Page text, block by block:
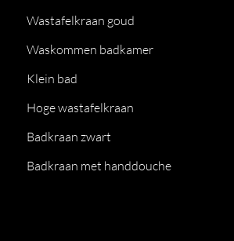
Wastafelkraan goud
Waskommen badkamer
Klein bad
Hoge wastafelkraan
Badkraan zwart
Badkraan met handdouche